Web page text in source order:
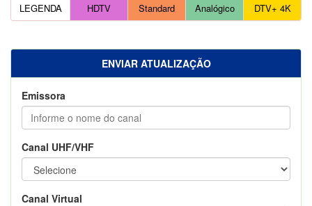
LEGENDA HDTV Standard Analógico DTV+ 4K
ENVIAR ATUALIZAÇÃO
Emissora
Canal UHF/VHF
Canal Virtual